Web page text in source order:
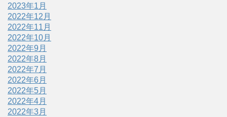
2023年1月
2022年12月
2022年11月
2022年10月
2022年9月
2022年8月
2022年7月
2022年6月
2022年5月
2022年4月
2022年3月